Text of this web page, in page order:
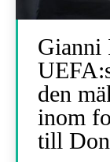
Gianni
den
inom
till